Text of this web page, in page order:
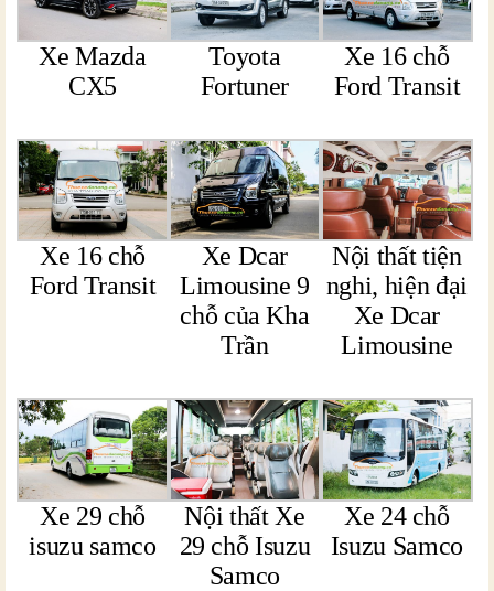
Xe Mazda
CX5
Toyota
Fortuner
Xe 16 chỗ
Ford Transit
Xe 16 chỗ
Ford Transit
Xe Dcar
Limousine 9
chỗ của Kha
Trần
Nội thất tiện
nghi, hiện đại
Xe Dcar
Limousine
Xe 29 chỗ
isuzu samco
Nội thất Xe
29 chỗ Isuzu
Samco
Xe 24 chỗ
Isuzu Samco